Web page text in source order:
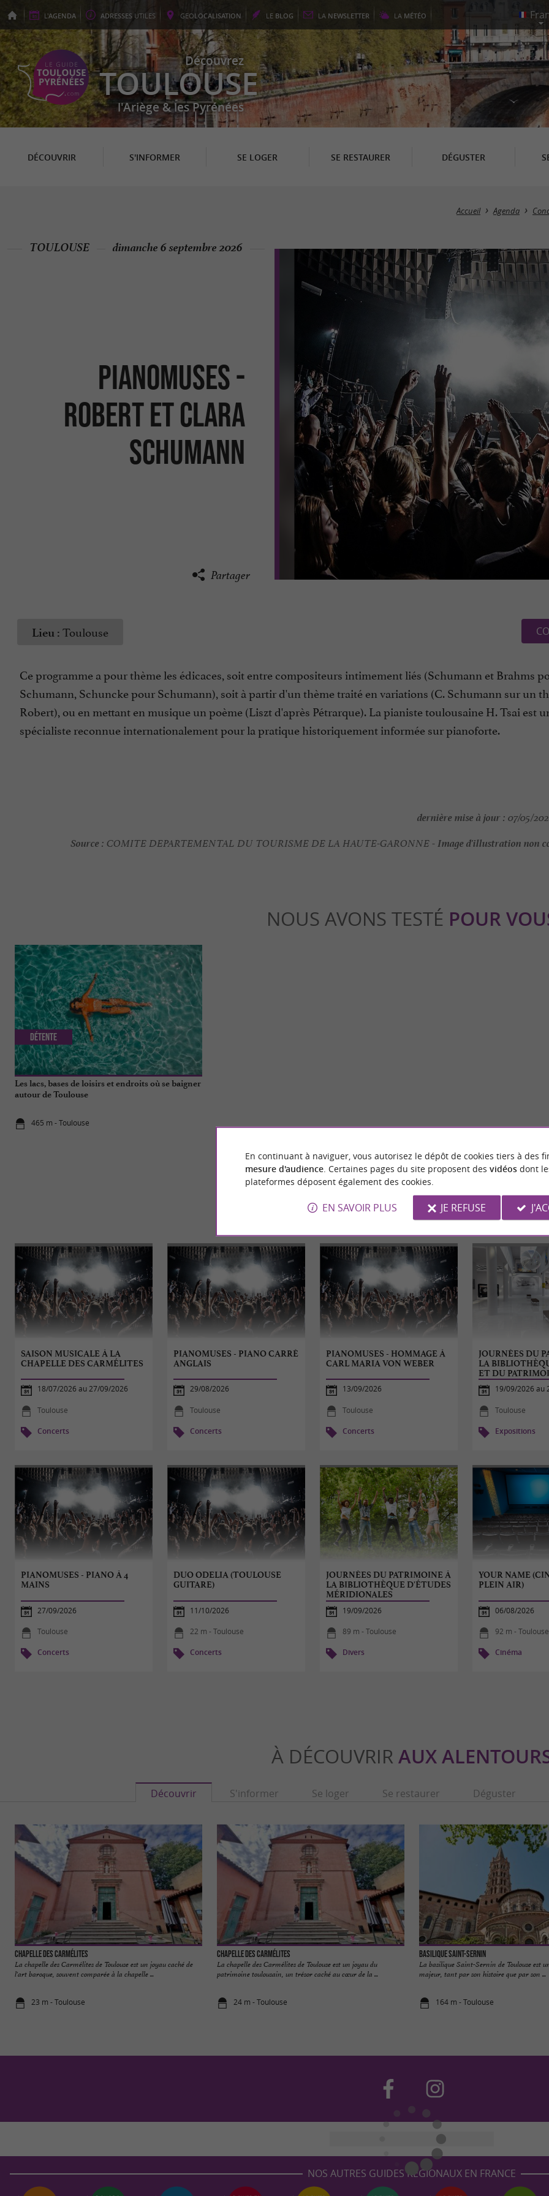
L'AGENDA ADRESSES UTILES GEOLOCALISATION LE BLOG LA NEWSLETTER LA MÉTÉO
Découvrez
TOULOUSE
l'Ariège & les Pyrénées
DÉCOUVRIR S'INFORMER SE LOGER SE RESTAURER DÉGUSTER
Accueil Agenda
PIANOMUSES -
ROBERT ET CLARA
SCHUMANN
TOULOUSE dimanche 6 septembre 2026
Partager
Lieu : Toulouse
Ce programme a pour thème les édicaces, soit entre compositeurs intimement liés (Schumann et Brahms
Schumann, Schuncke pour Schumann), soit à partir d'un thème traité en variations (C. Schumann sur un
Robert), ou en mettant en musique un poème (Liszt d'après Pétrarque). La pianiste toulousaine H. Tsai est
spécialiste reconnue internationalement pour la pratique historiquement informée sur pianoforte.
dernière mise à jour : 07/05/
Source : COMITE DEPARTEMENTAL DU TOURISME DE LA HAUTE-GARONNE -Image d'illustration non
NOUS AVONS TESTÉ POUR
Les lacs, bases de loisirs et endroits où se baigner
autour de Toulouse
465 m - Toulouse
Détente
ÉVÈNEMENTS À TOULOUSE
SAISON MUSICALE À LA
CHAPELLE DES CARMÉLITES
18/07/2026 au 27/09/2026
Toulouse
Concerts
PIANOMUSES - PIANO CARRÉ
ANGLAIS
29/08/2026
Toulouse
Concerts
PIANOMUSES - HOMMAGE À
CARL MARIA VON WEBER
13/09/2026
Toulouse
Concerts
JOURNÉES DU
LA
ET DU
19/09/2026 au
Toulouse
Expositions
PIANOMUSES - PIANO À 4
MAINS
27/09/2026
Toulouse
Concerts
DUO ODELIA (TOULOUSE
GUITARE)
11/10/2026
22 m - Toulouse
Concerts
JOURNÉES DU PATRIMOINE À
LA BIBLIOTHÈQUE D'ÉTUDES
MÉRIDIONALES
19/09/2026
89 m - Toulouse
Divers
YOUR NAME
PLEIN AIR)
06/08/2026
92 m - Toulouse
Cinéma
À DÉCOUVRIR AUX
Découvrir S'informer Se loger Se restaurer Déguster
Chapelle des Carmélites
La chapelle des Carmélites de Toulouse est un joyau caché de
l'art baroque, souvent comparée à la chapelle ...
23 m - Toulouse
Chapelle des Carmélites
La chapelle des Carmélites de Toulouse est un joyau du
patrimoine toulousain, un trésor caché au cœur de la ...
24 m - Toulouse
Basilique Saint-Sernin
La basilique Saint-Sernin de Toulouse est
majeur, tant par son histoire que par son ...
164 m - Toulouse
NOS AUTRES GUIDES RÉGIONAUX EN FRANCE
En continuant à naviguer, vous autorisez le dépôt de cookies tiers à des
mesure d'audience. Certaines pages du site proposent des vidéosdont
plateformes déposent également des cookies.
EN SAVOIR PLUS JE REFUSE